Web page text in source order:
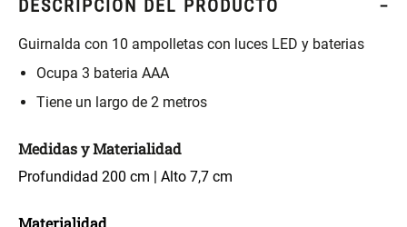
DESCRIPCIÓN DEL PRODUCTO
Guirnalda con 10 ampolletas con luces LED y baterias
Ocupa 3 bateria AAA
Tiene un largo de 2 metros
Medidas y Materialidad
Profundidad 200 cm | Alto 7,7 cm
Materialidad
S/ 349.00S/ 261.00 S/ 104.00
Hilos
Canasto Ropa Bambú Redondo
Mueble Repisa Bambú 4